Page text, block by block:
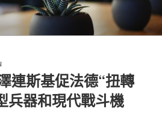
連斯基促法德“扭轉
兵器和現代戰斗機